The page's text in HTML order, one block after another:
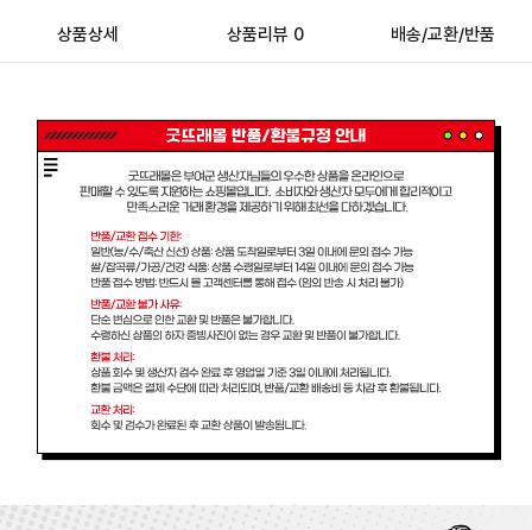
상품상세 상품리뷰 0 배송/교환/반품